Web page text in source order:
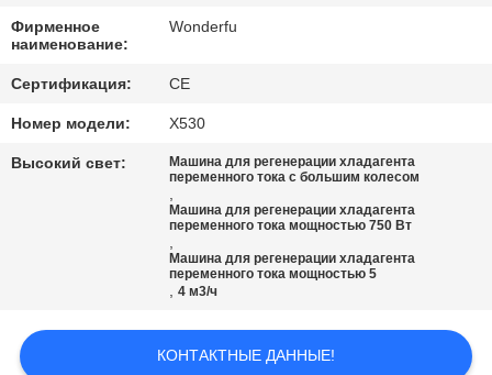
СПРОСИТЕ
ЦИТАТУ
КАРТА
Фирменное
наименование:
Wonderfu
Сертификация: CE
Номер модели: Х530
Высокий свет:
Машина для регенерации хладагента
переменного тока с большим колесом
,
Машина для регенерации хладагента
переменного тока мощностью 750 Вт
,
Машина для регенерации хладагента
переменного тока мощностью 5
,4 м3/ч
КОНТАКТНЫЕ ДАННЫЕ!